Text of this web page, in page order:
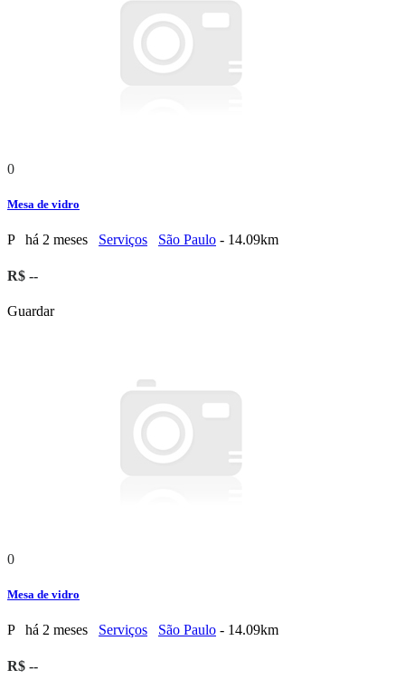
0
Mesa de vidro
P há 2 meses Serviços São Paulo - 14.09km
R$ --
Guardar
0
Mesa de vidro
P há 2 meses Serviços São Paulo - 14.09km
R$ --